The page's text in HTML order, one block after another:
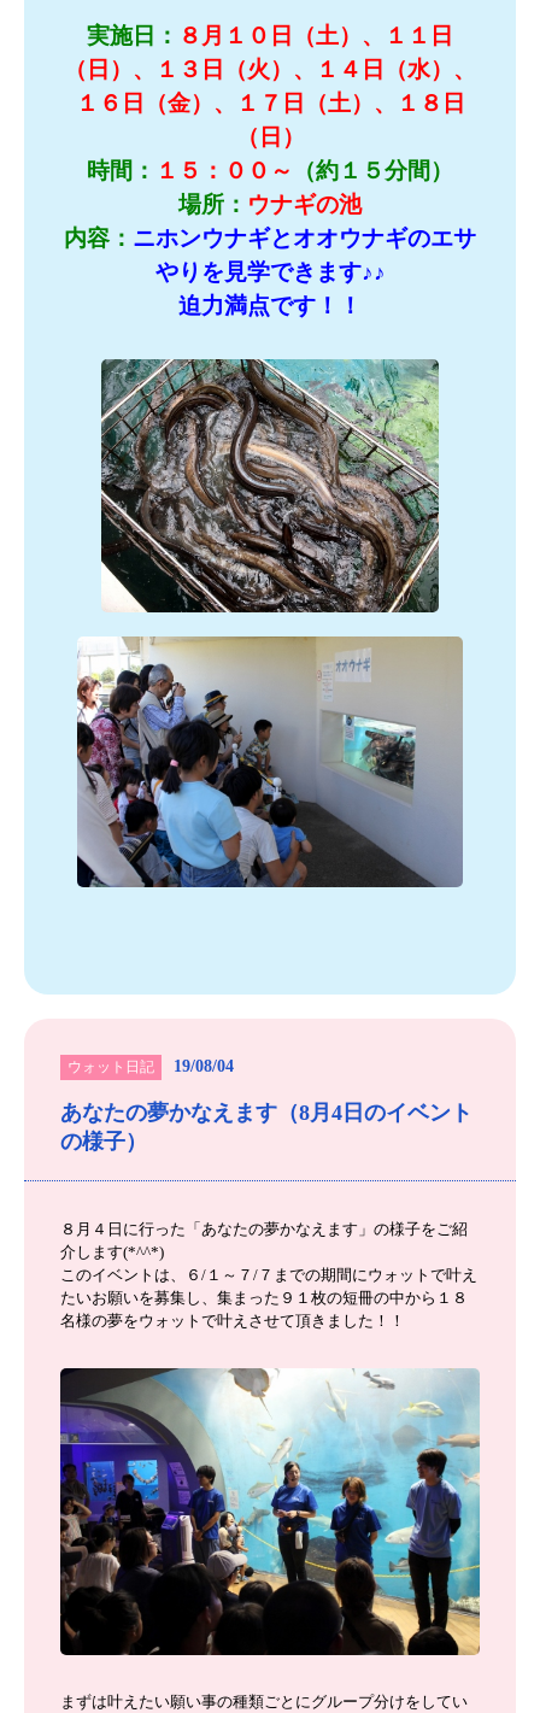
実施日： ８月１０日（土）、１１日
（日）、１３日（火）、１４日（水）、
１６日（金）、１７日（土）、１８日
（日）
時間： １５：００～
（約１５分間）
場所： ウナギの池
内容： ニホンウナギとオオウナギのエサ
やりを見学できます♪♪
迫力満点です！！
ウォット日記 19/08/04
あなたの夢かなえます（8月4日のイベント
の様子）
８月４日に行った「あなたの夢かなえます」の様子をご紹
介します(*^^*)
このイベントは、６/１～７/７までの期間にウォットで叶え
たいお願いを募集し、集まった９１枚の短冊の中から１８
名様の夢をウォットで叶えさせて頂きました！！
まずは叶えたい願い事の種類ごとにグループ分けをしてい